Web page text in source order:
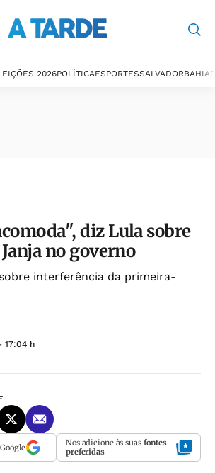
2026POLÍTICAESPORTESSALVADORBAHIA
diz Lula sobre
no governo
interferência da primeira-
17:04 h
Nos adicione às suas fontes
preferidas